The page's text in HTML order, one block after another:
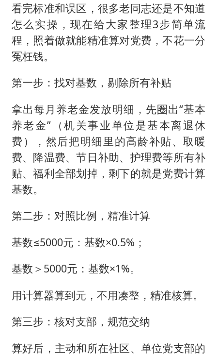
看完标准和误区，很多老同志还是不知道
怎么实操，现在给大家整理3步简单流
程，照着做就能精准算对党费，不花一分
冤枉钱。
第一步：找对基数，剔除所有补贴
拿出每月养老金发放明细，先圈出“基本
养老金”（机关事业单位是基本离退休
费），然后把明细里的高龄补贴、取暖
费、降温费、节日补助、护理费等所有补
贴、福利全部划掉，剩下的就是党费计算
基数。
第二步：对照比例，精准计算
基数≤5000元：基数×0.5%；
基数＞5000元：基数×1%。
用计算器算到元，不用凑整，精准核算。
第三步：核对支部，规范交纳
算好后，主动和所在社区、单位党支部的